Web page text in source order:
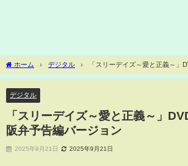
ホーム デジタル
「スリーデイズ～愛と正義～」
編バージョン
デジタル
「スリーデイズ～愛と正義～」
阪弁予告編バージョン
2025年9月21日 2025年9月21日